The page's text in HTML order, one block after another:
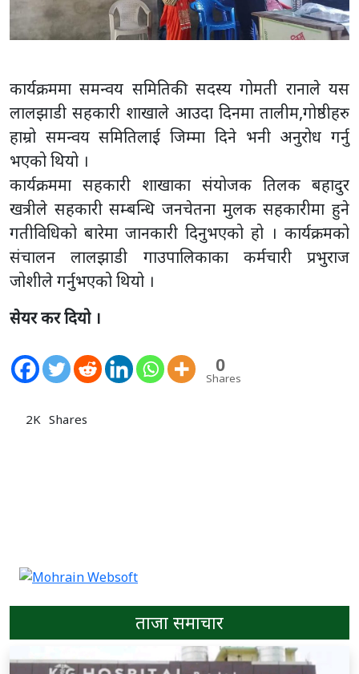
कार्यक्रममा समन्वय समितिकी सदस्य गोमती रानाले यस
लालझाडी सहकारी शाखाले आउदा दिनमा तालीम,गोष्ठीहरु
हाम्रो समन्वय समितिलाई जिम्मा दिने भनी अनुरोध गर्नु
भएको थियो ।
कार्यक्रममा सहकारी शाखाका संयोजक तिलक बहादुर
खत्रीले सहकारी सम्बन्धि जनचेतना मुलक सहकारीमा हुने
गतीविधिको बारेमा जानकारी दिनुभएको हो । कार्यक्रमको
संचालन लालझाडी गाउपालिकाका कर्मचारी प्रभुराज
जोशीले गर्नुभएको थियो ।
सेयर कर दियो ।
0
Shares
2K Shares
ताजा समाचार